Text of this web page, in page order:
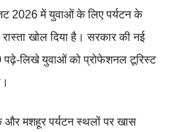
2026 में युवाओं के लिए पर्यटन के
खोल दिया है। सरकार की नई
लिखे युवाओं को प्रोफेशनल टूरिस्ट
और मशहूर पर्यटन स्थलों पर खास